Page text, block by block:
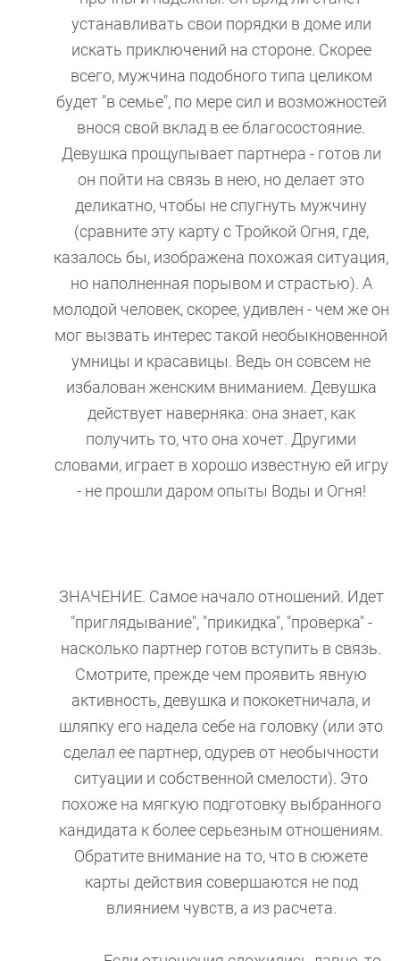
устанавливать свои порядки в доме или
искать приключений на стороне. Скорее
всего, мужчина подобного типа целиком
будет "в семье", по мере сил и возможностей
внося свой вклад в ее благосостояние.
Девушка прощупывает партнера - готов ли
он пойти на связь в нею, но делает это
деликатно, чтобы не спугнуть мужчину
(сравните эту карту с Тройкой Огня, где,
казалось бы, изображена похожая ситуация,
но наполненная порывом и страстью). А
молодой человек, скорее, удивлен - чем же он
мог вызвать интерес такой необыкновенной
умницы и красавицы. Ведь он совсем не
избалован женским вниманием. Девушка
действует наверняка: она знает, как
получить то, что она хочет. Другими
словами, играет в хорошо известную ей игру
- не прошли даром опыты Воды и Огня!
ЗНАЧЕНИЕ. Самое начало отношений. Идет
"приглядывание", "прикидка", "проверка" -
насколько партнер готов вступить в связь.
Смотрите, прежде чем проявить явную
активность, девушка и пококетничала, и
шляпку его надела себе на головку (или это
сделал ее партнер, одурев от необычности
ситуации и собственной смелости). Это
похоже на мягкую подготовку выбранного
кандидата к более серьезным отношениям.
Обратите внимание на то, что в сюжете
карты действия совершаются не под
влиянием чувств, а из расчета.